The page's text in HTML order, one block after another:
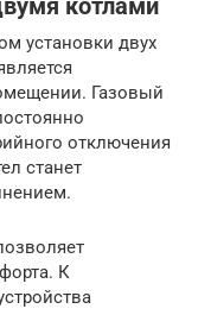
котлами
установки двух
Газовый
отключения
станет
К